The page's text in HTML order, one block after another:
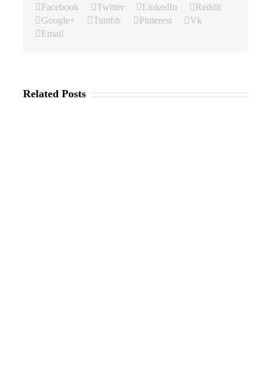
Facebook Twitter LinkedIn
Reddit
Google+
Tumblr Pinterest
Vk
Email
Related Posts